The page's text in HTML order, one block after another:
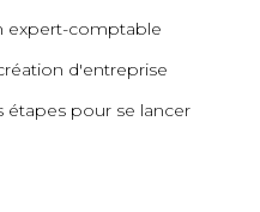
expert-comptable
d'entreprise
étapes pour se lancer